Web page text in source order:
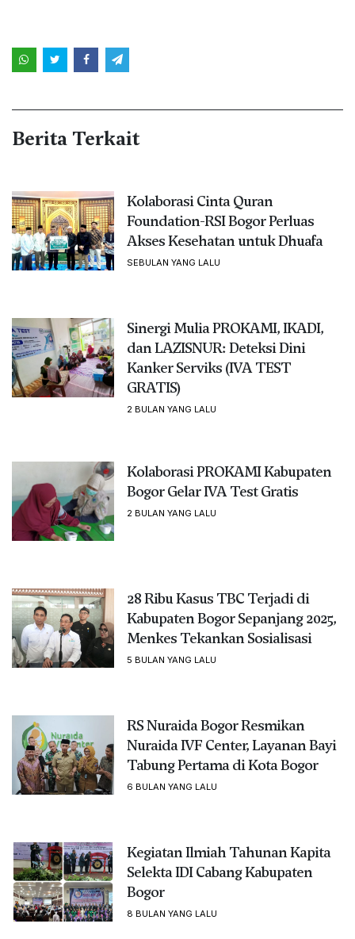
Berita Terkait
Kolaborasi Cinta Quran
Foundation-RSI Bogor Perluas
Akses Kesehatan untuk Dhuafa
SEBULAN YANG LALU
Sinergi Mulia PROKAMI, IKADI,
dan LAZISNUR: Deteksi Dini
Kanker Serviks (IVA TEST
GRATIS)
2 BULAN YANG LALU
Kolaborasi PROKAMI Kabupaten
Bogor Gelar IVA Test Gratis
2 BULAN YANG LALU
28 Ribu Kasus TBC Terjadi di
Kabupaten Bogor Sepanjang 2025,
Menkes Tekankan Sosialisasi
5 BULAN YANG LALU
RS Nuraida Bogor Resmikan
Nuraida IVF Center, Layanan Bayi
Tabung Pertama di Kota Bogor
6 BULAN YANG LALU
Kegiatan Ilmiah Tahunan Kapita
Selekta IDI Cabang Kabupaten
Bogor
8 BULAN YANG LALU